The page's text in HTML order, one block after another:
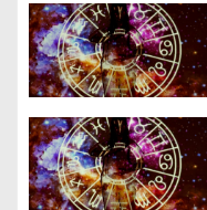
я
з
а
п